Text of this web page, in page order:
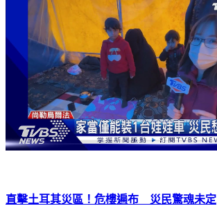
直擊土耳其災區！危樓遍布 災民驚魂未定